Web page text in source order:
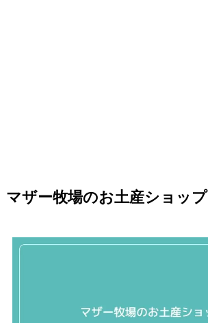
マザー牧場のお土産ショップ